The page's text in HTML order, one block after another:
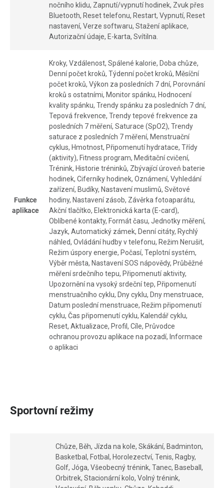
nočního klidu, Zapnutí/vypnutí hodinek, Zvuk přes
Bluetooth, Reset telefonu, Restart, Vypnutí, Reset
nastavení, Verze softwaru, Stažení aplikace,
Autorizační údaje, E-karta, Svítilna.
Funkce
aplikace
Kroky, Vzdálenost, Spálené kalorie, Doba chůze,
Denní počet kroků, Týdenní počet kroků, Měsíční
počet kroků, Výkon za posledních 7 dní, Porovnání
kroků s ostatními, Monitor spánku, Hodnocení
kvality spánku, Trendy spánku za posledních 7 dní,
Tepová frekvence, Trendy tepové frekvence za
posledních 7 měření, Saturace (SpO2), Trendy
saturace z posledních 7 měření, Menstruační
cyklus, Hmotnost, Připomenutí hydratace, Třídy
(aktivity), Fitness program, Meditační cvičení,
Trénink, Historie tréninků, Zbývající úroveň baterie
hodinek, Ciferníky hodinek, Oznámení, Vyhledání
zařízení, Budíky, Nastavení muslimů, Světové
hodiny, Nastavení zásob, Závěrka fotoaparátu,
Akční tlačítko, Elektronická karta (E-card),
Oblíbené kontakty, Formát času, Jednotky měření,
Jazyk, Automatický zámek, Denní citáty, Rychlý
náhled, Ovládání hudby v telefonu, Režim Nerušit,
Režim úspory energie, Počasí, Teplotní systém,
Výběr města, Nastavení SOS nápovědy, Průběžné
měření srdečního tepu, Připomenutí aktivity,
Upozornění na vysoký srdeční tep, Připomenutí
menstruačního cyklu, Dny cyklu, Dny menstruace,
Datum poslední menstruace, Režim připomenutí
cyklu, Čas připomenutí cyklu, Kalendář cyklu,
Reset, Aktualizace, Profil, Cíle, Průvodce
ochranou provozu aplikace na pozadí, Informace
o aplikaci
Sportovní režimy
Chůze, Běh, Jízda na kole, Skákání, Badminton,
Basketbal, Fotbal, Horolezectví, Tenis, Ragby,
Golf, Jóga, Všeobecný trénink, Tanec, Baseball,
Orbitrek, Stacionární kolo, Volný trénink,